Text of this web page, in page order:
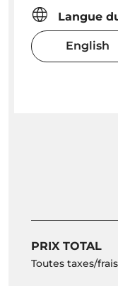
Langue
English
PRIX TOTAL
Toutes taxes/